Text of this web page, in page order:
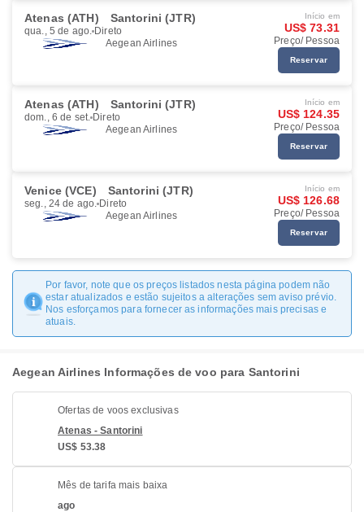
Atenas (ATH) Santorini (JTR)
qua., 5 de ago. Direto
Aegean Airlines
Início em
US$ 73.31
Preço/ Pessoa
Reservar
Atenas (ATH) Santorini (JTR)
dom., 6 de set. Direto
Aegean Airlines
Início em
US$ 124.35
Preço/ Pessoa
Reservar
Venice (VCE) Santorini (JTR)
seg., 24 de ago. Direto
Aegean Airlines
Início em
US$ 126.68
Preço/ Pessoa
Reservar
Por favor, note que os preços listados nesta página podem não
estar atualizados e estão sujeitos a alterações sem aviso prévio.
Nos esforçamos para fornecer as informações mais precisas e
atuais.
Aegean Airlines Informações de voo para Santorini
Ofertas de voos exclusivas
Atenas - Santorini
US$ 53.38
Mês de tarifa mais baixa
ago